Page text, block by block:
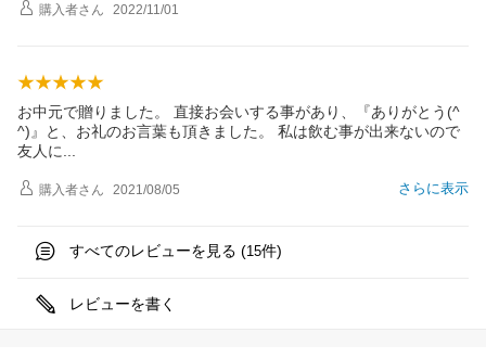
購入者さん 2022/11/01
お中元で贈りました。 直接お会いする事があり、『ありがとう(^
^)』と、お礼のお言葉も頂きました。 私は飲む事が出来ないので
友人 に
さらに表示
購入者さん 2021/08/05
すべてのレビューを見る (15件)
レビューを書く